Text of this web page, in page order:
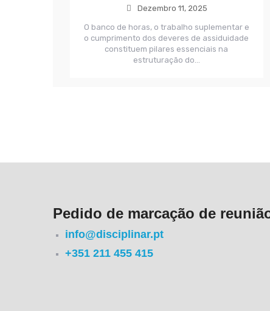
Dezembro 11, 2025
O banco de horas, o trabalho suplementar e
o cumprimento dos deveres de assiduidade
constituem pilares essenciais na
estruturação do...
Pedido de marcação de
info@disciplinar.pt
+351 211 455 415